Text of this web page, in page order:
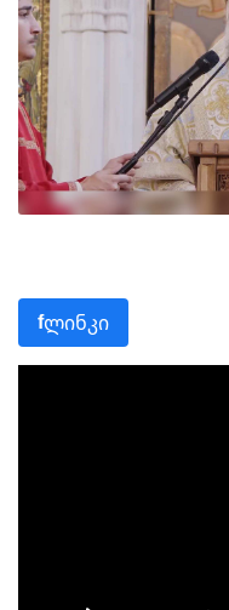
fლინკი